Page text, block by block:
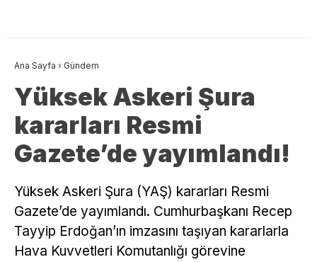
Ana Sayfa › Gündem
Yüksek Askeri Şura
kararları Resmi
Gazete’de yayımlandı!
Yüksek Askeri Şura (YAŞ) kararları Resmi
Gazete’de yayımlandı. Cumhurbaşkanı Recep
Tayyip Erdoğan’ın imzasını taşıyan kararlarla
Hava Kuvvetleri Komutanlığı görevine